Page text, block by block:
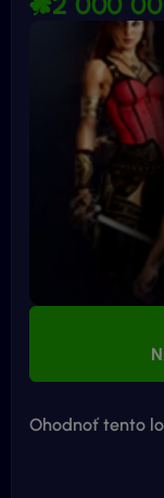
Ohodnoť tento